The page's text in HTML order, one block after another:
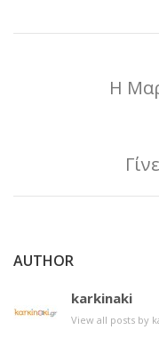
Η
AUTHOR
karkinaki
View all posts by